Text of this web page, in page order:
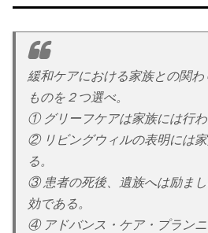
緩和ケアにおける家族との関
ものを２つ選べ。
① グリーフケアは家族には行わ
② リビングウィルの表明には
る。
③ 患者の死後、遺族へは励ま
効である。
④ アドバンス・ケア・プラン